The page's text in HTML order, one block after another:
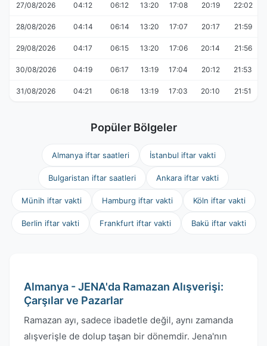
27/08/2026 04:12 06:12 13:20 17:08 20:19 22:02
28/08/2026 04:14 06:14 13:20 17:07 20:17 21:59
29/08/2026 04:17 06:15 13:20 17:06 20:14 21:56
30/08/2026 04:19 06:17 13:19 17:04 20:12 21:53
31/08/2026 04:21 06:18 13:19 17:03 20:10 21:51
Popüler Bölgeler
Almanya iftar saatleri İstanbul iftar vakti
Bulgaristan iftar saatleri Ankara iftar vakti
Münih iftar vakti Hamburg iftar vakti Köln iftar vakti
Berlin iftar vakti Frankfurt iftar vakti Bakü iftar vakti
Almanya - JENA'da Ramazan Alışverişi:
Çarşılar ve Pazarlar
Ramazan ayı, sadece ibadetle değil, aynı zamanda
alışverişle de dolup taşan bir dönemdir. Jena'nın